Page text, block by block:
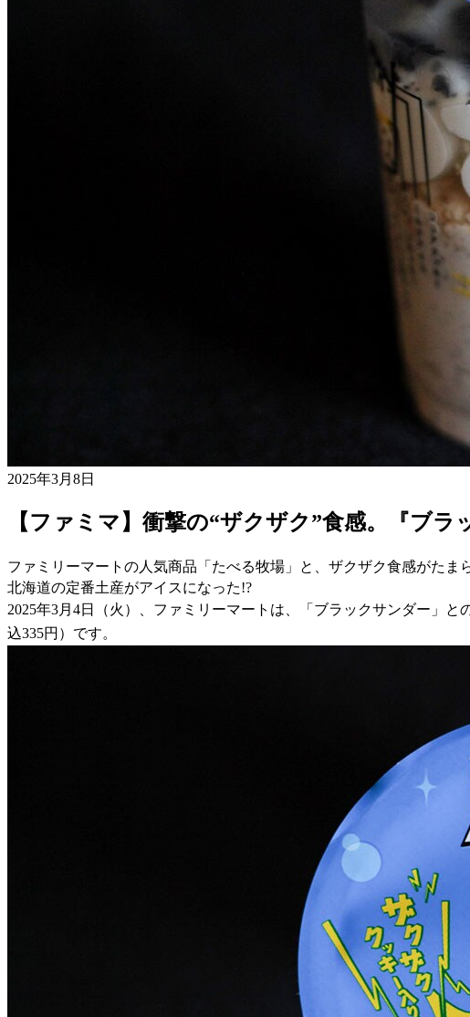
2025年3月8日
【ファミマ】衝撃の“ザクザク”食感。『ブ
ファミリーマートの人気商品「たべる牧場」と、ザクザク食感がた
北海道の定番土産がアイスになった!?
2025年3月4日（火）、ファミリーマートは、「ブラックサンダー」
込335円）です。